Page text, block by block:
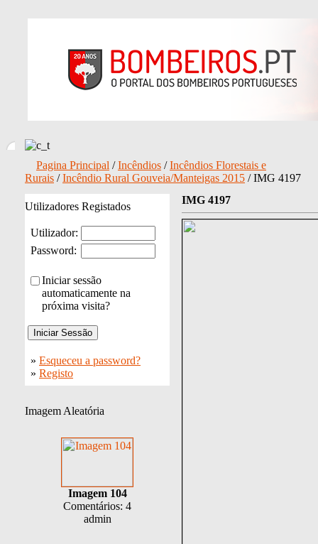
Pagina Principal /Incêndios /Incêndios Florestais e
Rurais /Incêndio Rural Gouveia/Manteigas 2015 / IMG 4197
Utilizadores Registados
Utilizador:
Password:
Iniciar sessão
automaticamente na
próxima visita?
» Esqueceu a password?
» Registo
Imagem Aleatória
Imagem 104
Comentários: 4
admin
IMG 4197